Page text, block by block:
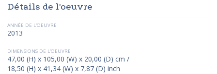
Détails de l'oeuvre
ANNÉE DE L'OEUVRE
2013
DIMENSIONS DE L'OEUVRE
47,00 (H) x 105,00 (W) x 20,00 (D) cm /
18,50 (H) x 41,34 (W) x 7,87 (D) inch